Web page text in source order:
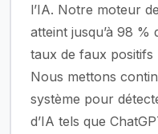
l’IA. Notre moteur
atteint jusqu’à 98 %
taux de faux positifs
Nous mettons
système pour
d’IA tels que